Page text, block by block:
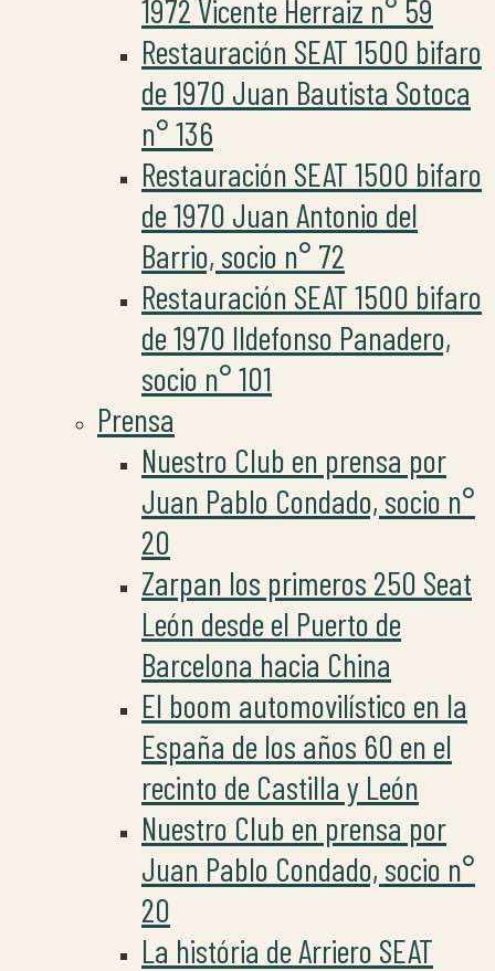
1972 Vicente Herraiz n° 59
Restauración SEAT 1500 bifaro
de 1970 Juan Bautista Sotoca
n° 136
Restauración SEAT 1500 bifaro
de 1970 Juan Antonio del
Barrio, socio n° 72
Restauración SEAT 1500 bifaro
de 1970 Ildefonso Panadero,
socio n° 101
Prensa
Nuestro Club en prensa por
Juan Pablo Condado, socio n°
20
Zarpan los primeros 250 Seat
León desde el Puerto de
Barcelona hacia China
El boom automovilístico en la
España de los años 60 en el
recinto de Castilla y León
Nuestro Club en prensa por
Juan Pablo Condado, socio n°
20
La história de Arriero SEAT